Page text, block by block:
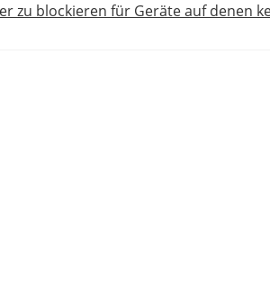
zu blockieren für Geräte auf denen